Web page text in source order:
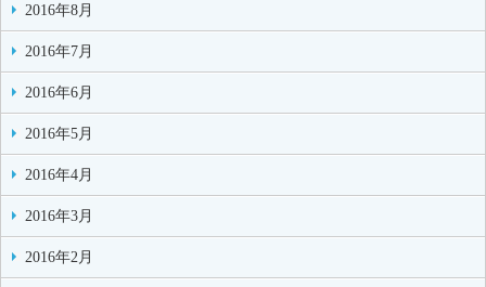
2016年8月
2016年7月
2016年6月
2016年5月
2016年4月
2016年3月
2016年2月